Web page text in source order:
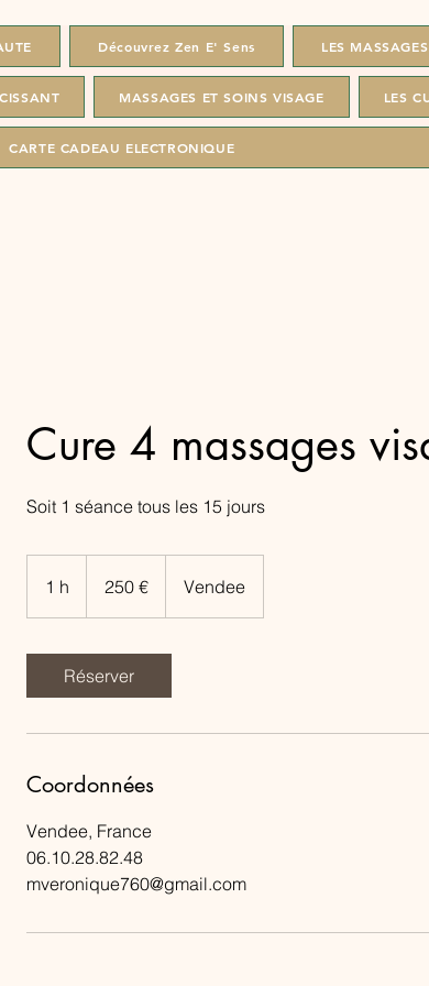
Découvrez Zen E' Sens LES
MASSAGES ET SOINS VISAGE LES
CARTE CADEAU ELECTRONIQUE
Cure 4 massages
Soit 1 séance tous les 15 jours
1 h 250 € Vendee
Réserver
Coordonnées
Vendee, France
06.10.28.82.48
mveronique760@gmail.com